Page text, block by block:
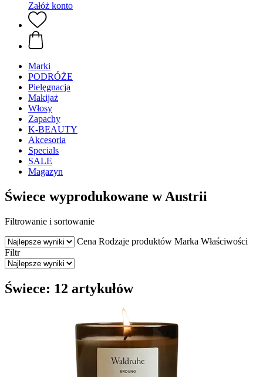
Załóż konto
Marki
PODRÓŻE
Pielęgnacja
Makijaż
Włosy
Zapachy
K-BEAUTY
Akcesoria
Specials
SALE
Magazyn
Świece wyprodukowane w Austrii
Filtrowanie i sortowanie
Cena Rodzaje produktów Marka Właściwości
Filtr
Świece: 12 artykułów